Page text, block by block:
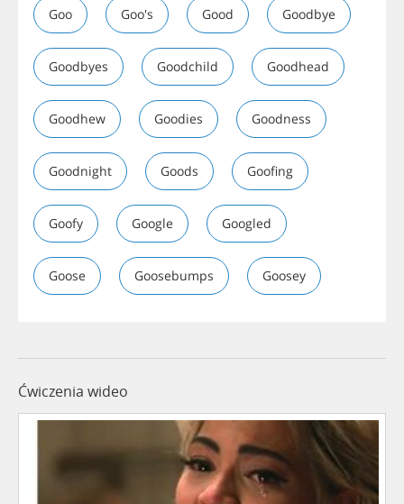
Goo Goo's Good Goodbye
Goodbyes Goodchild Goodhead
Goodhew Goodies Goodness
Goodnight Goods Goofing
Goofy Google Googled
Goose Goosebumps Goosey
Ćwiczenia wideo